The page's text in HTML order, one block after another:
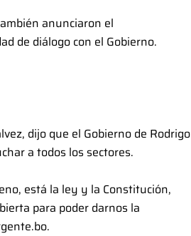
anunciaron el
de diálogo con el Gobierno.
dijo que el Gobierno de Rodrigo
a todos los sectores.
está la ley y la Constitución,
para poder darnos la